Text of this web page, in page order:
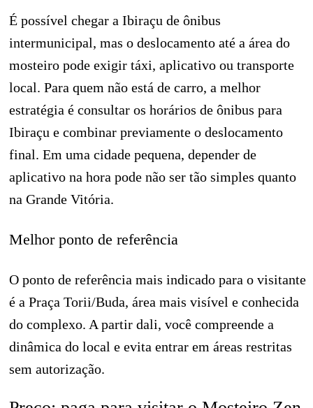
É possível chegar a Ibiraçu de ônibus
intermunicipal, mas o deslocamento até a área do
mosteiro pode exigir táxi, aplicativo ou transporte
local. Para quem não está de carro, a melhor
estratégia é consultar os horários de ônibus para
Ibiraçu e combinar previamente o deslocamento
final. Em uma cidade pequena, depender de
aplicativo na hora pode não ser tão simples quanto
na Grande Vitória.
Melhor ponto de referência
O ponto de referência mais indicado para o visitante
é a Praça Torii/Buda, área mais visível e conhecida
do complexo. A partir dali, você compreende a
dinâmica do local e evita entrar em áreas restritas
sem autorização.